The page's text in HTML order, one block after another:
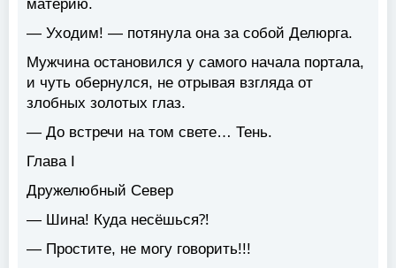
материю.
— Уходим! — потянула она за собой Делюрга.
Мужчина остановился у самого начала портала,
и чуть обернулся, не отрывая взгляда от
злобных золотых глаз.
— До встречи на том свете… Тень.
Глава I
Дружелюбный Север
— Шина! Куда несёшься⁈
— Простите, не могу говорить!!!